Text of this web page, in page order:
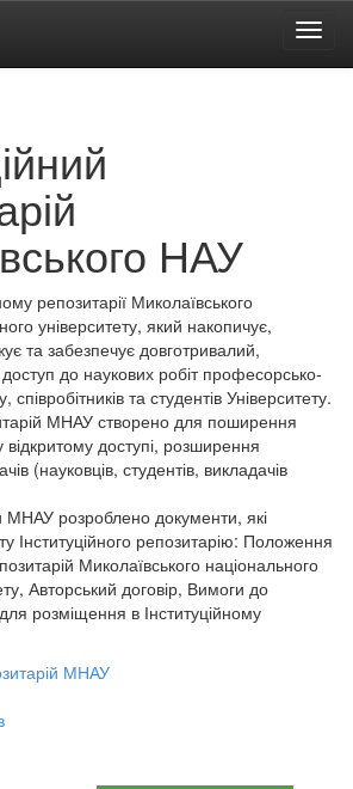
НАУ
репозитарії Миколаївського
університету, який накопичує,
та забезпечує довготривалий,
доступ до наукових робіт професорсько-
та студентів Університету.
МНАУ створено для поширення
відкритому доступі, розширення
(науковців, студентів, викладачів
МНАУ розроблено документи, які
Інституційного репозитарію: Положення
Миколаївського національного
Авторський договір, Вимоги до
розміщення в Інституційному
МНАУ